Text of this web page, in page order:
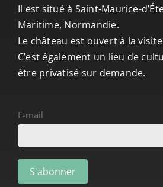
Il est situé à Saint-Maurice-
Maritime, Normandie.
Le château est ouvert à la
C’est également un lieu de
être privatisé sur demande.
E-mail